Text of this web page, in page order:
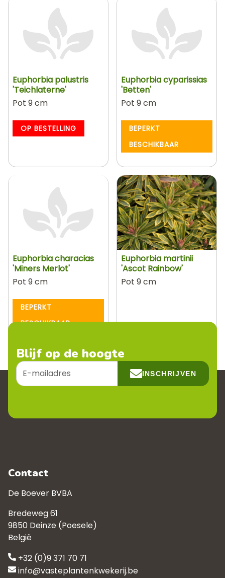
Euphorbia palustris
'Teichlaterne'
Pot 9 cm
OP BESTELLING
Euphorbia cyparissias
'Betten'
Pot 9 cm
BEPERKT
BESCHIKBAAR
Euphorbia characias
'Miners Merlot'
Pot 9 cm
BEPERKT
BESCHIKBAAR
Euphorbia martinii
'Ascot Rainbow'
Pot 9 cm
Blijf op de hoogte
E-
mailadres
INSCHRIJVEN
Contact
De Boever BVBA
Bredeweg 61
9850 Deinze (Poesele)
België
+32 (0)9 371 70 71
info@vasteplantenkwekerij.be